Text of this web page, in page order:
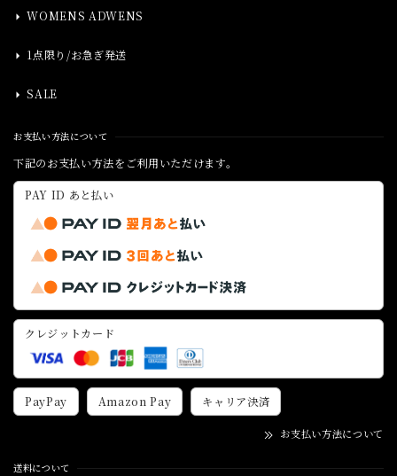
WOMENS ADWENS
1点限り/お急ぎ発送
SALE
お支払い方法について
下記のお支払い方法をご利用いただけます。
PAY ID あと払い
クレジットカード
PayPay Amazon Pay キャリア決済
お支払い方法について
送料について